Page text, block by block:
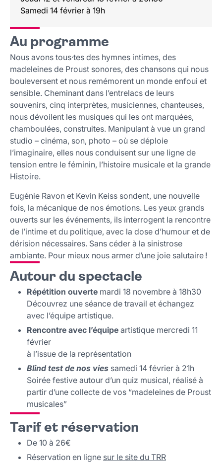
Samedi 14 février à 19h
Au programme
Nous avons tous·tes des hymnes intimes, des
madeleines de Proust sonores, des chansons qui nous
bouleversent et nous remémorent un monde enfoui et
sensible. Cheminant dans l’entrelacs de leurs
souvenirs, cinq interprètes, musiciennes, chanteuses,
nous dévoilent les musiques qui les ont marquées,
chamboulées, construites. Manipulant à vue un grand
studio – cinéma, son, photo – où se déploie
l’imaginaire, elles nous conduisent sur une ligne de
tension entre le féminin, l’histoire musicale et la grande
Histoire.
Eugénie Ravon et Kevin Keiss sondent, une nouvelle
fois, la mécanique de nos émotions. Les yeux grands
ouverts sur les événements, ils interrogent la rencontre
de l’intime et du politique, avec la dose d’humour et de
dérision nécessaires. Sans céder à la sinistrose
ambiante. Pour mieux nous armer d’une joie salutaire !
Autour du spectacle
Répétition ouverte mardi 18 novembre à 18h30
Découvrez une séance de travail et échangez
avec l’équipe artistique.
Rencontre avec l’équipe artistique mercredi 11
février
à l’issue de la représentation
Blind test de nos vies samedi 14 février à 21h
Soirée festive autour d’un quiz musical, réalisé à
partir d’une collecte de vos “madeleines de Proust
musicales”
Tarif et réservation
De 10 à 26€
Réservation en ligne sur le site du TRR